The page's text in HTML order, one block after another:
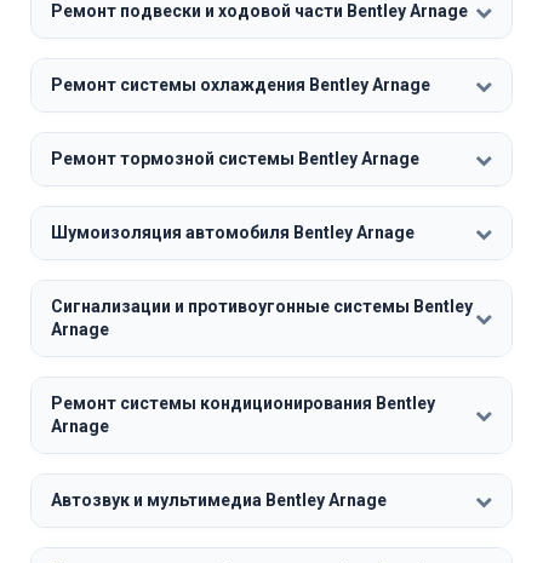
Ремонт подвески и ходовой части Bentley Arnage
Ремонт системы охлаждения Bentley Arnage
Ремонт тормозной системы Bentley Arnage
Шумоизоляция автомобиля Bentley Arnage
Сигнализации и противоугонные системы Bentley
Arnage
Ремонт системы кондиционирования Bentley
Arnage
Автозвук и мультимедиа Bentley Arnage